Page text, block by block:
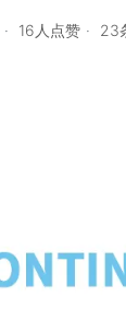
16人点赞 23